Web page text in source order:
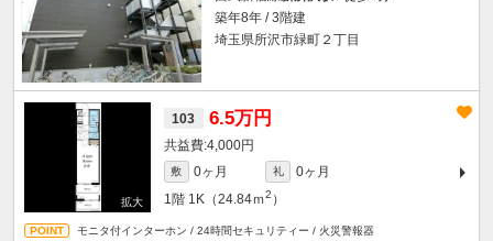
築年8年 / 3階建
埼玉県所沢市緑町２丁目
103 6.5万円
4,000円
敷 0ヶ月 礼
0ヶ月
1階 1K（24.84ｍ2 ）
モニタ付インターホン / 24時間セキュリティー / 火災警報器